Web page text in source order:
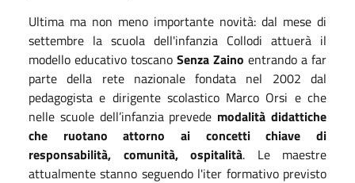
Ultima ma non meno importante novità: dal mese di
settembre la scuola dell'infanzia Collodi attuerà il
modello educativo toscano Senza Zaino entrando a far
parte della rete nazionale fondata nel 2002 dal
pedagogista e dirigente scolastico Marco Orsi e che
nelle scuole dell’infanzia prevede modalità didattiche
che ruotano attorno ai concetti chiave di
responsabilità, comunità, ospitalità. Le maestre
attualmente stanno seguendo l'iter formativo previsto